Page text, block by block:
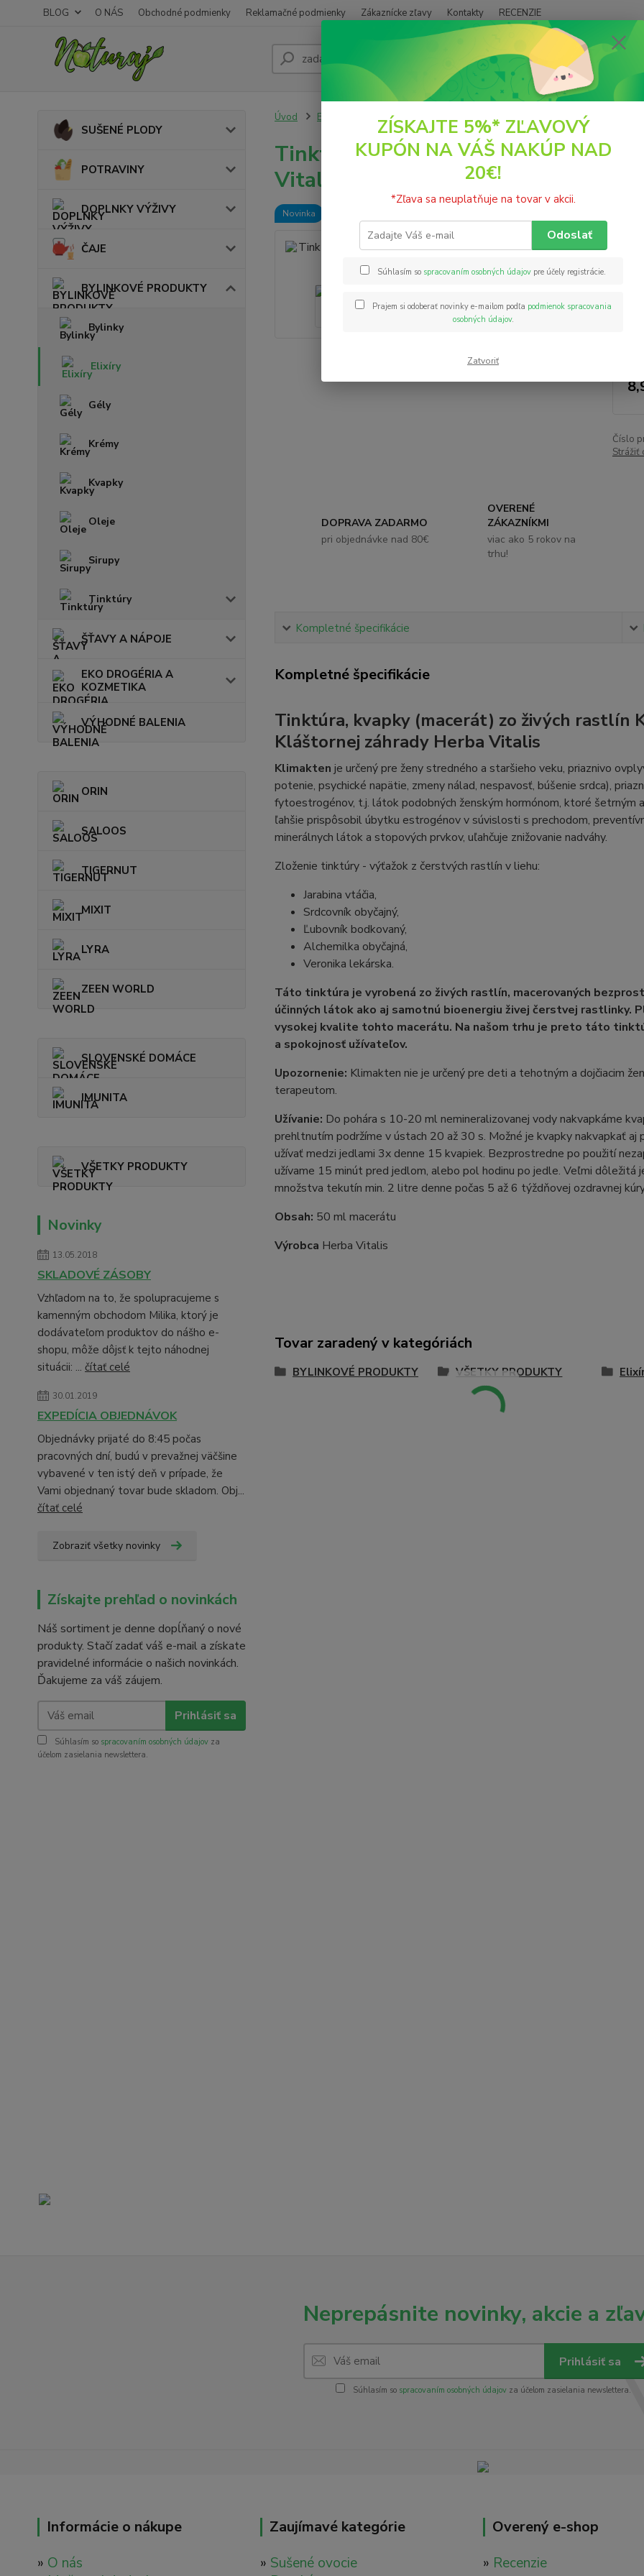
BLOG O NÁS Obchodné podmienky Reklamačné podmienky Zákaznícke zľavy Kontakty RECENZIE
Hľadať
(PO
SUŠENÉ PLODY
POTRAVINY
DOPLNKY VÝŽIVY
ČAJE
BYLINKOVÉ PRODUKTY
Bylinky
Elixíry
Gély
Krémy
Kvapky
Oleje
Sirupy
Tinktúry
ŠŤAVY A NÁPOJE
EKO DROGÉRIA A
KOZMETIKA
VÝHODNÉ BALENIA
ORIN
SALOOS
TIGERNUT
MIXIT
LYRA
ZEEN WORLD
SLOVENSKÉ DOMÁCE
IMUNITA
VŠETKY PRODUKTY
Novinky
13.05.2018
SKLADOVÉ ZÁSOBY
Vzhľadom na to, že spolupracujeme s
kamenným obchodom Milika, ktorý je
dodávateľom produktov do nášho e-
shopu, môže dôjsť k tejto náhodnej
situácii: ... čítať celé
30.01.2019
EXPEDÍCIA OBJEDNÁVOK
Objednávky prijaté do 8:45 počas
pracovných dní, budú v prevažnej väčšine
vybavené v ten istý deň v prípade, že
Vami objednaný tovar bude skladom. Obj...
čítať celé
Zobraziť všetky novinky
Získajte prehľad o novinkách
Náš sortiment je denne dopĺňaný o nové
produkty. Stačí zadať váš e-mail a získate
pravidelné informácie o našich novinkách.
Ďakujeme za váš záujem.
Prihlásiť sa
Súhlasím so spracovaním osobných údajov za
účelom zasielania newslettera.
Úvod BYLINKOVÉ PRODUKTY Elixíry Tinktúra, kvapky (macerát) z bylín
Tinktúra, kvapky (macerát) z bylín
Vitalis
Novinka
Číslo
Strážiť
DOPRAVA ZADARMO
pri objednávke nad 80€
OVERENÉ
ZÁKAZNÍKMI
viac ako 5 rokov na
trhu!
Kompletné špecifikácie
Kompletné špecifikácie
Tinktúra, kvapky (macerát) zo živých rastlín
Kláštornej záhrady Herba Vitalis
Klimakten je určený pre ženy stredného a staršieho veku, priaznivo
potenie, psychické napätie, zmeny nálad, nespavosť, búšenie srdca),
fytoestrogénov, t.j. látok podobných ženským hormónom, ktoré šetrným
ľahšie prispôsobil úbytku estrogénov v súvislosti s prechodom,
minerálnych látok a stopových prvkov, uľahčuje znižovanie nadváhy.
Zloženie tinktúry - výťažok z čerstvých rastlín v liehu:
Jarabina vtáčia,
Srdcovník obyčajný,
Ľubovník bodkovaný,
Alchemilka obyčajná,
Veronika lekárska.
Táto tinktúra je vyrobená zo živých rastlín, macerovaných
účinných látok ako aj samotnú bioenergiu živej čerstvej rastlinky.
vysokej kvalite tohto macerátu. Na našom trhu je preto táto
a spokojnosť užívateľov.
Upozornenie: Klimakten nie je určený pre deti a tehotným a dojčiacim
terapeutom.
Užívanie: Do pohára s 10-20 ml nemineralizovanej vody nakvapkáme
prehltnutím podržíme v ústach 20 až 30 s. Možné je kvapky nakvapkať
užívať medzi jedlami 3x denne 15 kvapiek. Bezprostredne po použití
užívame 15 minút pred jedlom, alebo pol hodinu po jedle. Veľmi
množstva tekutín min. 2 litre denne počas 5 až 6 týždňovej ozdravnej
Obsah: 50 ml macerátu
Výrobca Herba Vitalis
Tovar zaradený v kategóriách
BYLINKOVÉ PRODUKTY VŠETKY PRODUKTY
Neprepásnite novinky, akcie a
Prihlásiť sa
Súhlasím so spracovaním osobných údajovza účelom zasielania newslettera.
Informácie o nákupe
» O nás
Zaujímavé kategórie
» Sušené ovocie
Overený e-shop
» Recenzie
ZÍSKAJTE 5%* ZĽAVOVÝ
KUPÓN NA VÁŠ NAKÚP NAD
20€!
*Zľava sa neuplatňuje na tovar v akcii.
Odoslať
Súhlasím so spracovaním osobných údajov pre účely registrácie.
Prajem si odoberať novinky e-mailom podľa podmienok spracovania
osobných údajov.
Zatvoriť